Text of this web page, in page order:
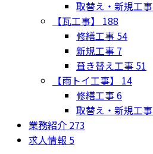
取替え・新規工事
【瓦工事】 188
修繕工事 54
新規工事 7
葺き替え工事 51
【雨トイ工事】 14
修繕工事6
取替え・新規工事
業務紹介 273
求人情報 5